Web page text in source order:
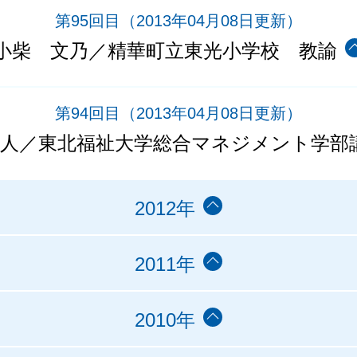
第95回目 （2013年04月08日更新）
柴 文乃／精華町立東光小学校 教諭
第94回目 （2013年04月08日更新）
／東北福祉大学総合マネジメント学部
2012年
2011年
2010年